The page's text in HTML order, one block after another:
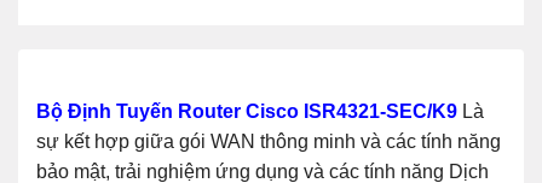
Bộ Định Tuyến Router Cisco ISR4321-SEC/K9 Là
sự kết hợp giữa gói WAN thông minh và các tính năng
bảo mật, trải nghiệm ứng dụng và các tính năng Dịch